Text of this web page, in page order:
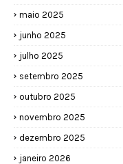
maio 2025
junho 2025
julho 2025
setembro 2025
outubro 2025
novembro 2025
dezembro 2025
janeiro 2026